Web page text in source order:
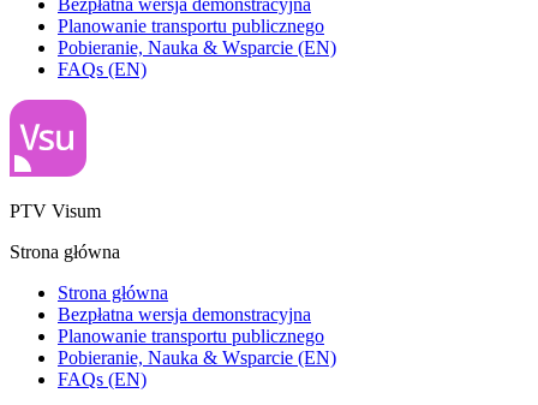
Bezpłatna wersja demonstracyjna
Planowanie transportu publicznego
Pobieranie, Nauka & Wsparcie (EN)
FAQs (EN)
PTV Visum
Strona główna
Strona główna
Bezpłatna wersja demonstracyjna
Planowanie transportu publicznego
Pobieranie, Nauka & Wsparcie (EN)
FAQs (EN)